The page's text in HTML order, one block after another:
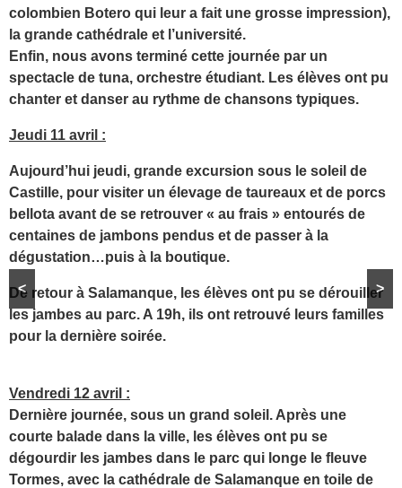
colombien Botero qui leur a fait une grosse impression),
la grande cathédrale et l’université.
Enfin, nous avons terminé cette journée par un
spectacle de tuna, orchestre étudiant. Les élèves ont pu
chanter et danser au rythme de chansons typiques.
Jeudi 11 avril :
Aujourd’hui jeudi, grande excursion sous le soleil de
Castille, pour visiter un élevage de taureaux et de porcs
bellota avant de se retrouver « au frais » entourés de
centaines de jambons pendus et de passer à la
dégustation…puis à la boutique.
< >
De retour à Salamanque, les élèves ont pu se dérouiller
les jambes au parc. A 19h, ils ont retrouvé leurs familles
pour la dernière soirée.
Vendredi 12 avril :
Dernière journée, sous un grand soleil. Après une
courte balade dans la ville, les élèves ont pu se
dégourdir les jambes dans le parc qui longe le fleuve
Tormes, avec la cathédrale de Salamanque en toile de